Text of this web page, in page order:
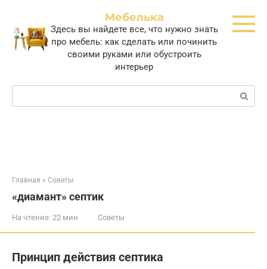
контенту
Мебелька
Здесь вы найдете все, что нужно знать
про мебель: как сделать или починить
своими руками или обустроить
интерьер
Поиск:
Главная » Советы
«диамант» септик
На чтение: 22 мин Советы
Принцип действия септика